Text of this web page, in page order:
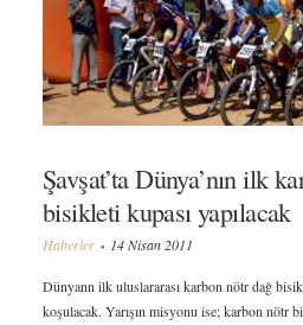
Şavşat’ta Dünya’nın ilk
bisikleti kupası yapılacak
Haberler 14 Nisan 2011
Dünyann ilk uluslararası karbon nötr dağ
koşulacak. Yarışın misyonu ise; karbon nötr